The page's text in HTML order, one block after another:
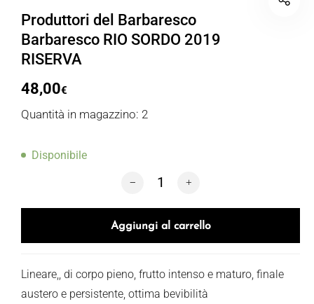
Produttori del Barbaresco
Barbaresco RIO SORDO 2019
RISERVA
48,00€
Quantità in magazzino: 2
Disponibile
Produttori del Barbaresco Barbaresco
Aggiungi al carrello
Lineare,, di corpo pieno, frutto intenso e maturo, finale
austero e persistente, ottima bevibilità